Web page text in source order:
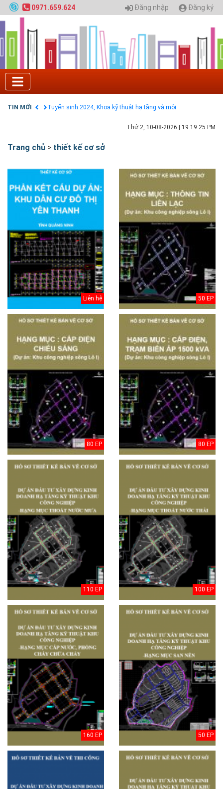
0971.659.624 Đăng nhập Đăng ký
TIN MỚI
Tuyển sinh 2025, Khoa kỹ thuật hạ tầng và môi
trường đô thị - Đại học Kiến trúc Hà Nội
Chính sách thanh toán
Điều khoản dịch vụ
Quy hoạch chung hệ thống đê điều thành phố Hà
GIAO LƯU TRỰC TUYẾN - TƯ VẤN TUYỂN SINH ĐẠI
SỐ 02
Thứ 2, 10-08-2026 19:19:26 PM
Trang chủ > thiết kế cơ sở
Liên hệ 50 EP
80 EP 80 EP
110 EP 100 EP
160 EP 50 EP